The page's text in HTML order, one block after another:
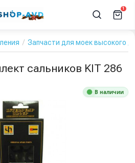
1
Запчасти для моек высокого
сальников KIT 286
В наличии